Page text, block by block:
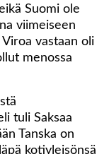
Suomi ole
viimeiseen
vastaan oli
menossa
tuli Saksaa
Tanska on
kotiyleisönsä